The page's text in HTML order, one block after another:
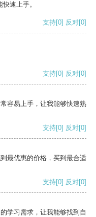
速上手。
支持[0] 反对[0]
支持[0] 反对[0]
容易上手，让我能够快速熟
支持[0] 反对[0]
最优惠的价格，买到最合适
支持[0] 反对[0]
学习需求，让我能够找到自